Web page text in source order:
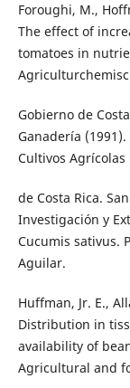
Foroughi, M.,
The effect of
tomatoes in
Gobierno de
Ganadería
Cultivos Agrícolas
de Costa Rica.
Investigación y
Cucumis sativus.
Aguilar.
Huffman, Jr. E.,
Distribution in
availability of
Agricultural and